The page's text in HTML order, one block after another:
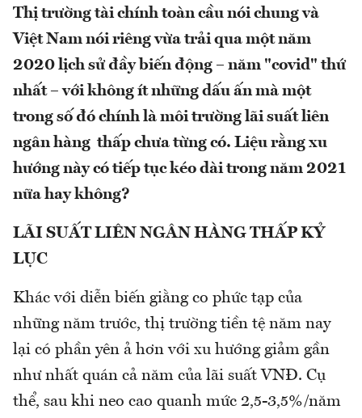
Thị trường tài chính toàn cầu nói chung và
Việt Nam nói riêng vừa trải qua một năm
2020 lịch sử đầy biến động – năm "covid" thứ
nhất – với không ít những dấu ấn mà một
trong số đó chính là môi trường lãi suất liên
ngân hàng thấp chưa từng có. Liệu rằng xu
hướng này có tiếp tục kéo dài trong năm 2021
nữa hay không?
LÃI SUẤT LIÊN NGÂN HÀNG THẤP KỶ
LỤC
Khác với diễn biến giằng co phức tạp của
những năm trước, thị trường tiền tệ năm nay
lại có phần yên ả hơn với xu hướng giảm gần
như nhất quán cả năm của lãi suất VNĐ. Cụ
thể, sau khi neo cao quanh mức 2,5-3,5%/năm